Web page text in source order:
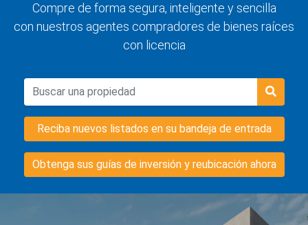
Compre de forma segura, inteligente y sencilla
con nuestros agentes compradores de bienes raíces
con licencia
Reciba nuevos listados en su bandeja de entrada
Obtenga sus guías de inversión y reubicación ahora